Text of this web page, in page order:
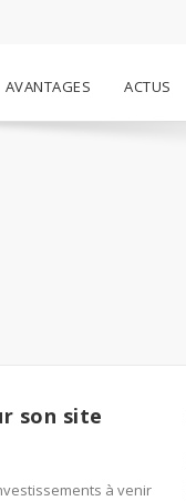
AVANTAGES ACTUS
son site
à venir